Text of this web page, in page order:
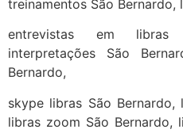
treinamentos São Bernardo,
entrevistas em libras
interpretações São
Bernardo,
skype libras São Bernardo,
libras zoom São Bernardo,